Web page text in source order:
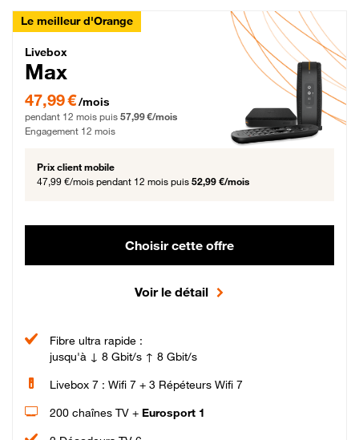
Le meilleur d'Orange
Livebox Max Fibre
Livebox
Max
47,99 € par mois pendant 12 mois puis 57,99 € par mois, Engagement 12 mois
47,99 €/mois
pendant 12 mois puis 57,99 €/mois
Engagement 12 mois
Prix client mobile
47,99 €/mois pendant 12 mois puis 52,99 €/mois
Choisir cette offre
Voir le détail
Fibre ultra rapide :
jusqu'à ↓ 8 Gbit/s ↑ 8 Gbit/s
Livebox 7 : Wifi 7 + 3 Répéteurs Wifi 7
200 chaînes TV + Eurosport 1